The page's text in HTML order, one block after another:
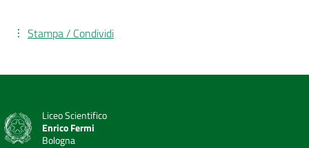
Stampa / Condividi
Liceo Scientifico
Enrico Fermi
Bologna